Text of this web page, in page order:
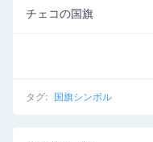
チェコの国旗
タグ: 国旗シンボル